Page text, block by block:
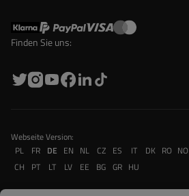
Finden Sie uns:
Webseite Version:
PL
FR DE EN NL CZ ES IT DK RO NO
CH
PT LT LV EE BG GR HU